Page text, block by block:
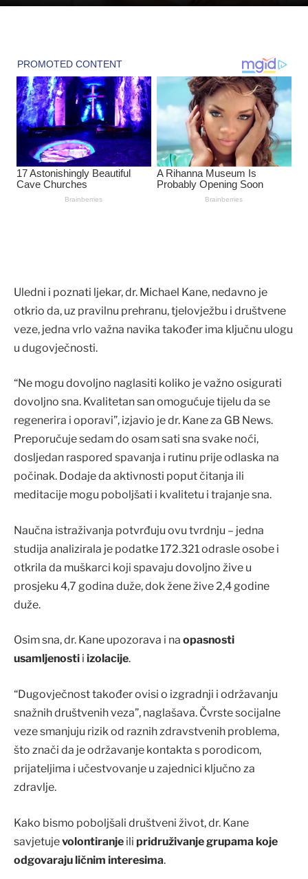
Uledni i poznati ljekar, dr. Michael Kane, nedavno je
otkrio da, uz pravilnu prehranu, tjelovježbu i društvene
veze, jedna vrlo važna navika također ima ključnu ulogu
u dugovječnosti.
“Ne mogu dovoljno naglasiti koliko je važno osigurati
dovoljno sna. Kvalitetan san omogućuje tijelu da se
regenerira i oporavi”, izjavio je dr. Kane za GB News.
Preporučuje sedam do osam sati sna svake noći,
dosljedan raspored spavanja i rutinu prije odlaska na
počinak. Dodaje da aktivnosti poput čitanja ili
meditacije mogu poboljšati i kvalitetu i trajanje sna.
Naučna istraživanja potvrđuju ovu tvrdnju – jedna
studija analizirala je podatke 172.321 odrasle osobe i
otkrila da muškarci koji spavaju dovoljno žive u
prosjeku 4,7 godina duže, dok žene žive 2,4 godine
duže.
Osim sna, dr. Kane upozorava i na opasnosti
usamljenosti i izolacije.
“Dugovječnost također ovisi o izgradnji i održavanju
snažnih društvenih veza”, naglašava. Čvrste socijalne
veze smanjuju rizik od raznih zdravstvenih problema,
što znači da je održavanje kontakta s porodicom,
prijateljima i učestvovanje u zajednici ključno za
zdravlje.
Kako bismo poboljšali društveni život, dr. Kane
savjetujevolontiranje ili pridruživanje grupama koje
odgovaraju ličnim interesima.